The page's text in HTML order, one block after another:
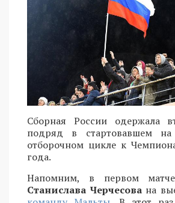
Сборная России одержала
подряд в стартовавшем
отборочном цикле к
года.
Напомним, в первом
Станислава Черчесована